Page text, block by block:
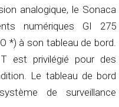
analogique, le Sonaca
numériques GI 275
*) à son tableau de bord.
est privilégié pour des
Le tableau de bord
de surveillance